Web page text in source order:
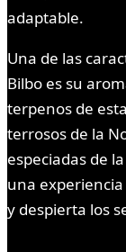
adaptable.
Una de las
Bilbo es su
terpenos de
terrosos de la
especiadas de
una
y despierta los